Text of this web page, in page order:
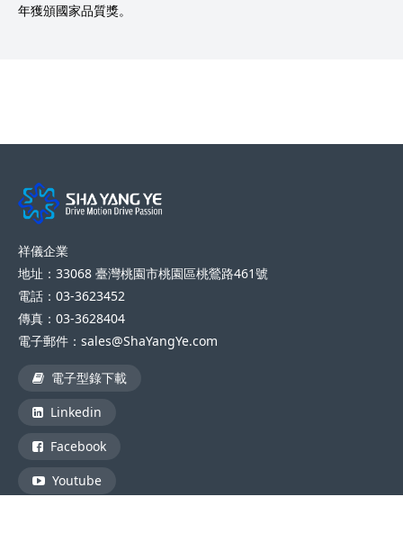
年獲頒國家品質獎。
祥儀企業
地址：33068 臺灣桃園市桃園區桃鶯路461號
電話：03-3623452
傳真：03-3628404
電子郵件：sales@ShaYangYe.com
電子型錄下載
Linkedin
Facebook
Youtube